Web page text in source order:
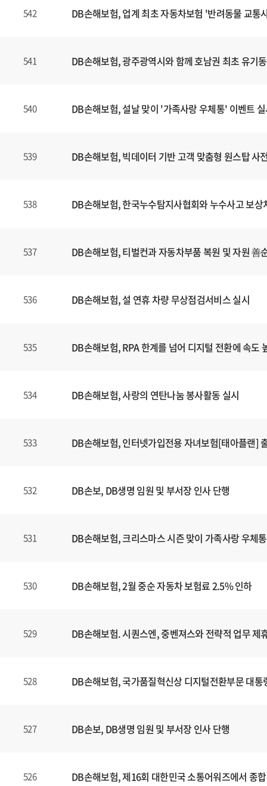
542 DB손해보험, 업계 최초 자동차보험 '반려동물 교통
541 DB손해보험, 광주광역시와 함께 호남권 최초 유기
540 DB손해보험, 설날 맞이 '가족사랑 우체통' 이벤트
539 DB손해보험, 빅데이터 기반 고객 맞춤형 원스탑
538 DB손해보험, 한국누수탐지사협회와 누수사고 보
537 DB손해보험, 티벌컨과 자동차부품 복원 및 자원 善
536 DB손해보험, 설 연휴 차량 무상점검서비스 실시
535 DB손해보험, RPA 한계를 넘어 디지털 전환에 속도
534 DB손해보험, 사랑의 연탄나눔 봉사활동 실시
533 DB손해보험, 인터넷가입전용 자녀보험[태아플랜]
532 DB손보, DB생명 임원 및 부서장 인사 단행
531 DB손해보험, 크리스마스 시즌 맞이 가족사랑 우체
530 DB손해보험, 2월 중순 자동차 보험료 2.5% 인하
529 DB손해보험. 시퀀스엔, 중벤져스와 전략적 업무 제
528 DB손해보험, 국가품질혁신상 디지털전환부문 대통
527 DB손보, DB생명 임원 및 부서장 인사 단행
526 DB손해보험, 제16회 대한민국 소통어워즈에서 종